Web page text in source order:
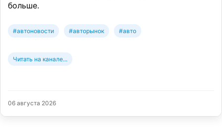
больше.
#автоновости #авторынок #авто
Читать на канале...
06 августа 2026